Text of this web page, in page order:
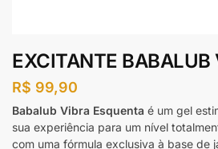
EXCITANTE BABALUB
R$ 99,90
Babalub Vibra Esquenta é um gel
sua experiência para um nível
com uma fórmula exclusiva à base de